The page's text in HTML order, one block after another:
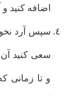
اضافه کنید
سپس آرد
سعی کنید
و تا زمانی